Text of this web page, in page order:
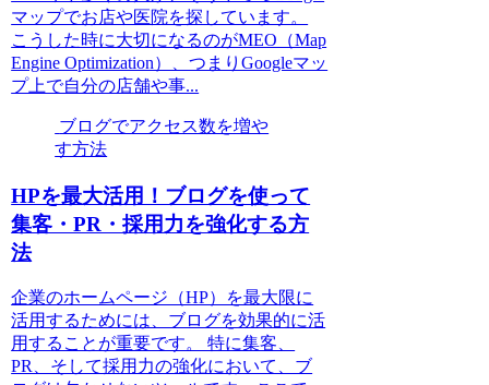
マップでお店や医院を探しています。
こうした時に大切になるのがMEO（Map
Engine Optimization）、つまりGoogleマッ
プ上で自分の店舗や事...
ブログでアクセス数を増や
す方法
HPを最大活用！ブログを使って
集客・PR・採用力を強化する方
法
企業のホームページ（HP）を最大限に
活用するためには、ブログを効果的に活
用することが重要です。 特に集客、
PR、そして採用力の強化において、ブ